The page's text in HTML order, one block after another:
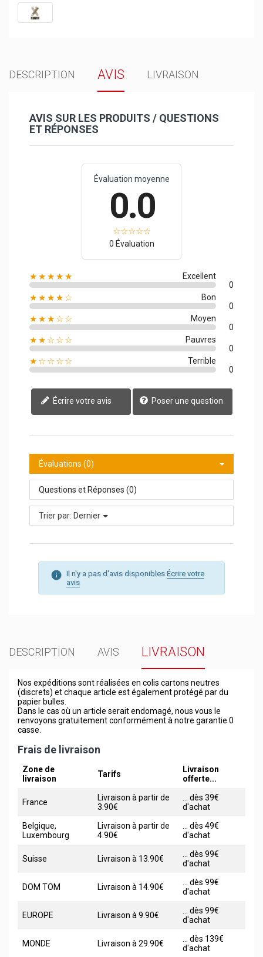
DESCRIPTION AVIS LIVRAISON
AVIS SUR LES PRODUITS / QUESTIONS
ET RÉPONSES
Évaluation moyenne
0.0
0 Évaluation
★★★★★
Excellent
0
★★★★☆
Bon
0
★★★☆☆
Moyen
0
★★☆☆☆
Pauvres
0
★☆☆☆☆
Terrible
0
Écrire votre avis Poser une question
Évaluations (0)
Questions et Réponses (0)
Trier par: Dernier
Il n'y a pas d'avis disponibles Écrire votre
avis
DESCRIPTION AVIS LIVRAISON
Nos expéditions sont réalisées en colis cartons neutres
(discrets) et chaque article est également protégé par du
papier bulles.
Dans le cas où un article serait endomagé, nous vous le
renvoyons gratuitement conformément à notre garantie 0
casse.
Frais de livraison
Zone de
livraison
Tarifs
Livraison
offerte...
France
Livraison à partir de
3.90€
... dès 39€
d'achat
Belgique,
Luxembourg
Livraison à partir de
4.90€
... dès 49€
d'achat
Suisse Livraison à 13.90€
... dès 99€
d'achat
DOM TOM Livraison à 14.90€
... dès 99€
d'achat
EUROPE Livraison à 9.90€
... dès 99€
d'achat
MONDE Livraison à 29.90€
... dès 139€
d'achat